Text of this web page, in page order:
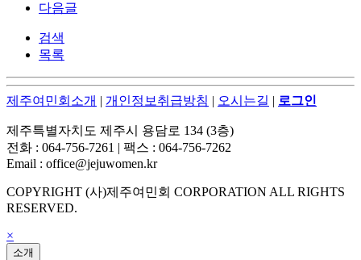
다음글
검색
목록
제주여민회소개 | 개인정보취급방침 | 오시는길 | 로그인
제주특별자치도 제주시 용담로 134 (3층)
전화 : 064-756-7261 | 팩스 : 064-756-7262
Email : office@jejuwomen.kr
COPYRIGHT (사)제주여민회 CORPORATION ALL RIGHTS
RESERVED.
×
소개